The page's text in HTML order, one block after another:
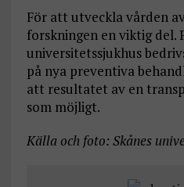
För att utveckla vården
forskningen en viktig del.
universitetssjukhus
på nya preventiva
att resultatet av en
som möjligt.
Källa och foto: Skånes